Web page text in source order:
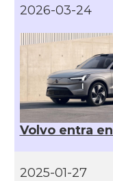
2026-03-24
Volvo entra
2025-01-27